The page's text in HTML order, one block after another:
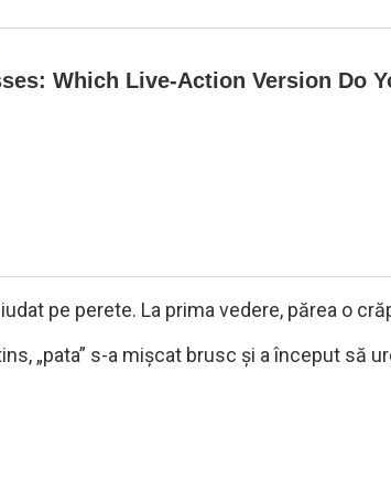
pe perete. La prima vedere, părea o
„pata” s-a mișcat brusc și a început să